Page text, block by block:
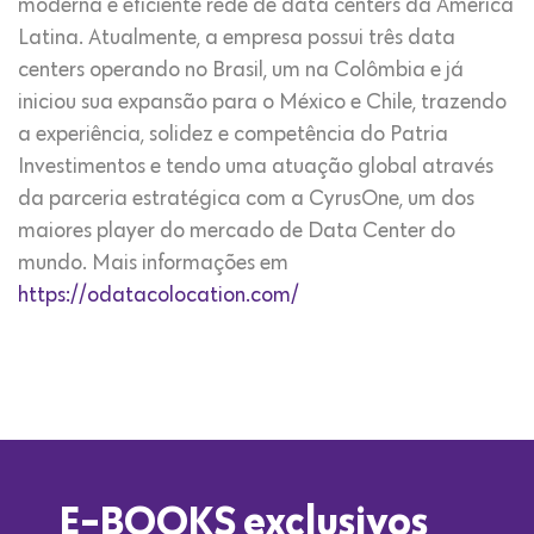
moderna e eficiente rede de data centers da América
Latina. Atualmente, a empresa possui três data
centers operando no Brasil, um na Colômbia e já
iniciou sua expansão para o México e Chile, trazendo
a experiência, solidez e competência do Patria
Investimentos e tendo uma atuação global através
da parceria estratégica com a CyrusOne, um dos
maiores player do mercado de Data Center do
mundo. Mais informações em
https://odatacolocation.com/
E-BOOKS exclusivos